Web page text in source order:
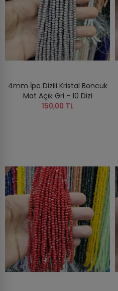
4mm İpe Dizili Kristal Boncuk
Mat Açık Gri - 10 Dizi
150,00 TL